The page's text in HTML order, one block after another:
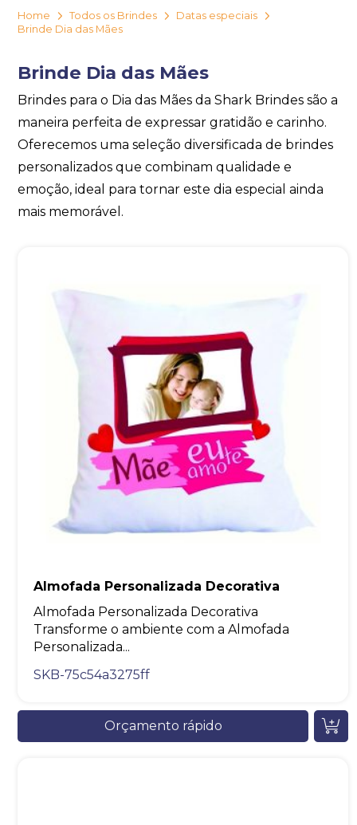
Home Todos os Brindes
Datas especiais
Brinde Dia das Mães
Brinde Dia das Mães
Brindes para o Dia das Mães da Shark Brindes são a
maneira perfeita de expressar gratidão e carinho.
Oferecemos uma seleção diversificada de brindes
personalizados que combinam qualidade e
emoção, ideal para tornar este dia especial ainda
mais memorável.
Almofada Personalizada Decorativa
Almofada Personalizada Decorativa
Transforme o ambiente com a Almofada
Personalizada...
SKB-75c54a3275ff
Orçamento rápido